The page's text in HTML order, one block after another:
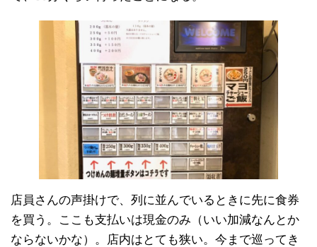
店員さんの声掛けで、列に並んでいるときに先に食券
を買う。ここも支払いは現金のみ（いい加減なんとか
ならないかな）。店内はとても狭い。今まで巡ってき